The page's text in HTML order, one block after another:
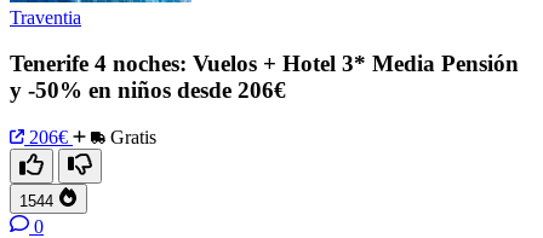
Traventia
Tenerife 4 noches: Vuelos + Hotel 3* Media Pensión
y -50% en niños desde 206€
206€ Gratis
1544
0